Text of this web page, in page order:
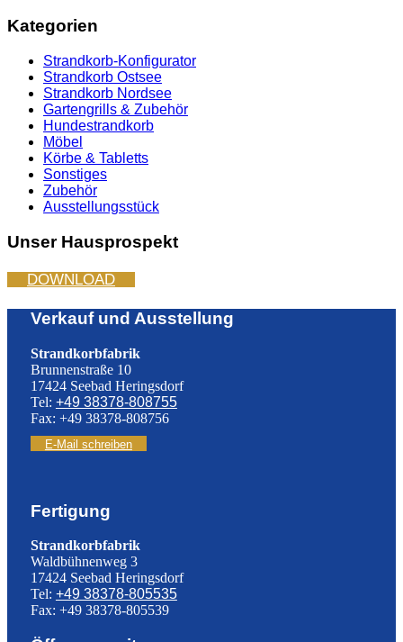
Kategorien
Strandkorb-Konfigurator
Strandkorb Ostsee
Strandkorb Nordsee
Gartengrills & Zubehör
Hundestrandkorb
Möbel
Körbe & Tabletts
Sonstiges
Zubehör
Ausstellungsstück
Unser Hausprospekt
DOWNLOAD
Verkauf und Ausstellung
Strandkorbfabrik
Brunnenstraße 10
17424 Seebad Heringsdorf
Tel: +49 38378-808755
Fax: +49 38378-808756
E-Mail schreiben
Fertigung
Strandkorbfabrik
Waldbühnenweg 3
17424 Seebad Heringsdorf
Tel: +49 38378-805535
Fax: +49 38378-805539